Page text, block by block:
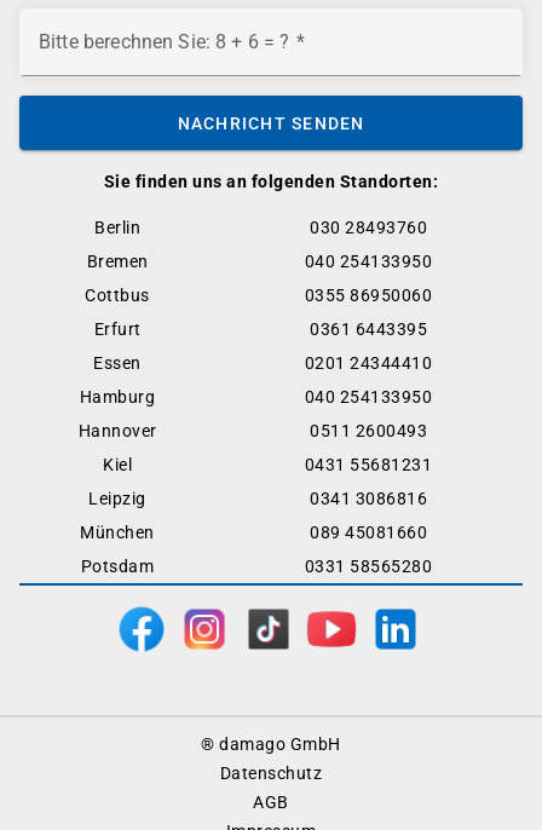
Sie finden uns an folgenden Standorten:
Berlin
030 28493760
Bremen
040 254133950
Cottbus
0355 86950060
Erfurt
0361 6443395
Essen
0201 24344410
Hamburg
040 254133950
Hannover
0511 2600493
Kiel
0431 55681231
Leipzig
0341 3086816
München
089 45081660
Potsdam
0331 58565280
Bitte berechnen Sie: 8 + 6 = ?
NACHRICHT SENDEN
® damago GmbH
Datenschutz
AGB